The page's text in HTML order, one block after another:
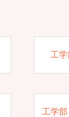
工
工学